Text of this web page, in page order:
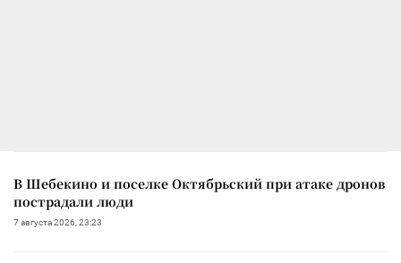
В Шебекино и поселке Октябрьский при атаке дронов
пострадали люди
7 августа 2026, 23:23